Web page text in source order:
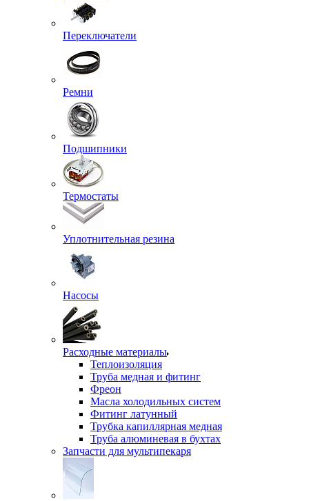
Переключатели
Ремни
Подшипники
Термостаты
Уплотнительная резина
Насосы
Расходные материалы
Теплоизоляция
Труба медная и фитинг
Фреон
Масла холодильных систем
Фитинг латунный
Трубка капиллярная медная
Труба алюминевая в бухтах
Запчасти для мультипекаря